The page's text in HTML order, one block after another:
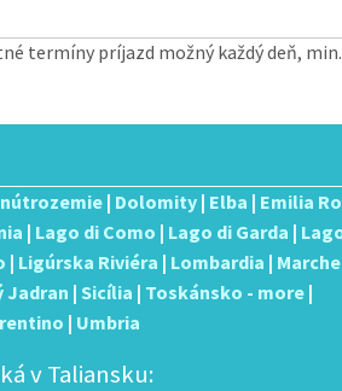
termíny príjazd možný každý deň, min.
| Dolomity | Elba | Emilia
| Lago di Como | Lago di Garda |
| Ligúrska Riviéra | Lombardia | Marche
Jadran | Sicília | Toskánsko - more |
| Umbria
v Taliansku: